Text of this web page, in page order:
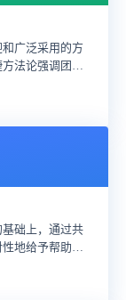
广泛采用的方
法论强调团队
断变化的客户
低项目风险、
础上，通过共
地给予帮助课
创造出更具吸